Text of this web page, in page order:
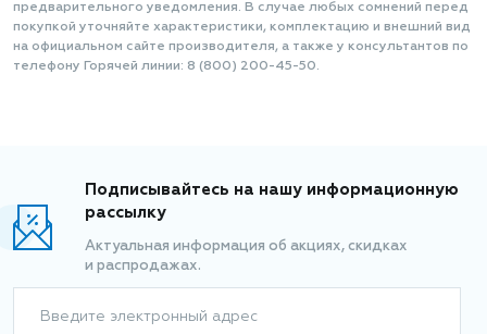
предварительного уведомления. В случае любых сомнений перед
покупкой уточняйте характеристики, комплектацию и внешний вид
на официальном сайте производителя, а также у консультантов по
телефону Горячей линии: 8 (800) 200-45-50.
Подписывайтесь на нашу информационную
рассылку
Актуальная информация об акциях, скидках
и распродажах.
Введите электронный адрес